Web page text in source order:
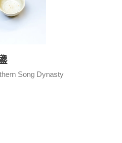
Song Dynasty